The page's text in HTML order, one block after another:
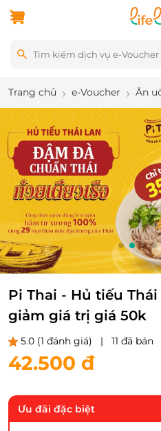
Trang chủ e-Voucher Ăn
Pi Thai - Hủ tiếu
giảm giá trị giá 50k
5.0 (1 đánh giá) | 11 đã bán
42.500 đ
Ưu đãi đặc biệt